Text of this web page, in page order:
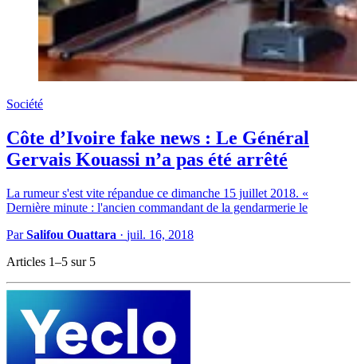
Société
Côte d’Ivoire fake news : Le Général
Gervais Kouassi n’a pas été arrêté
La rumeur s'est vite répandue ce dimanche 15 juillet 2018. «
Dernière minute : l'ancien commandant de la gendarmerie le
ParSalifou Ouattara · juil. 16, 2018
Articles 1–5 sur 5